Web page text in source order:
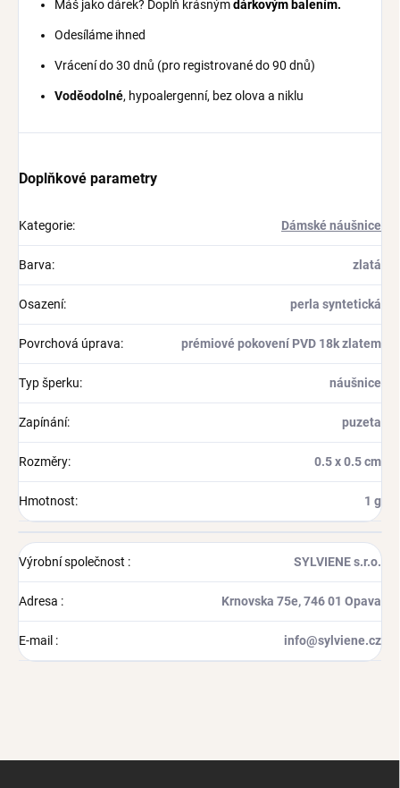
Máš jako dárek? Doplň krásnýmdárkovým balením.
Odesíláme ihned
Vrácení do 30 dnů (pro registrované do 90 dnů)
Voděodolné, hypoalergenní, bez olova a niklu
Doplňkové parametry
Kategorie: Dámské náušnice
Barva: zlatá
Osazení: perla syntetická
Povrchová úprava: prémiové pokovení PVD 18k zlatem
Typ šperku: náušnice
Zapínání: puzeta
Rozměry: 0.5 х 0.5 cm
Hmotnost: 1 g
Výrobní společnost : SYLVIENE s.r.o.
Adresa : Krnovska 75e, 746 01 Opava
E-mail : info@sylviene.cz